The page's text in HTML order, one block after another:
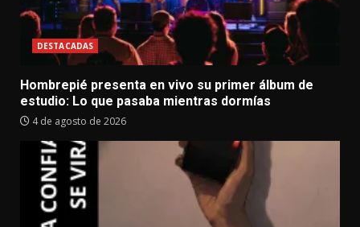
DESTACADAS
Hombrepié presenta en vivo su primer álbum de
estudio: Lo que pasaba mientras dormías
4 de agosto de 2026